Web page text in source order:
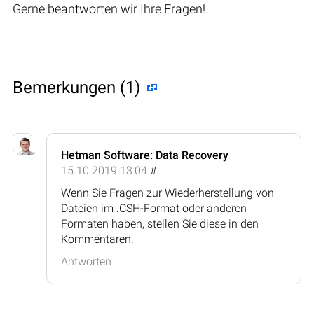
Gerne beantworten wir Ihre Fragen!
Bemerkungen (1)
Hetman Software: Data Recovery
15.10.2019 13:04 #
Wenn Sie Fragen zur Wiederherstellung von
Dateien im .CSH-Format oder anderen
Formaten haben, stellen Sie diese in den
Kommentaren.
Antworten